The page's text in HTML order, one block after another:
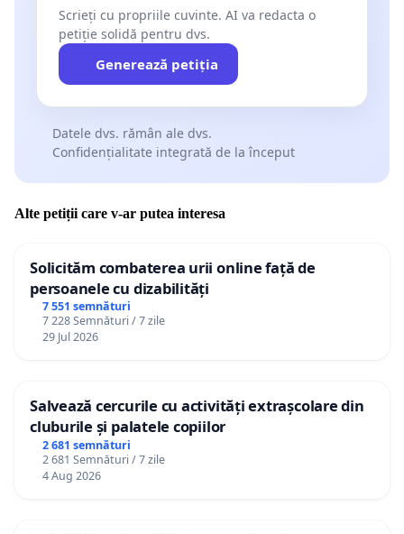
Scrieți cu propriile cuvinte. AI va redacta o
petiție solidă pentru dvs.
Generează petiția
Datele dvs. rămân ale dvs.
Confidențialitate integrată de la început
Alte petiții care v-ar putea interesa
Solicităm combaterea urii online față de
persoanele cu dizabilități
7 551 semnături
7 228 Semnături / 7 zile
29 Jul 2026
Salvează cercurile cu activități extrașcolare din
cluburile și palatele copiilor
2 681 semnături
2 681 Semnături / 7 zile
4 Aug 2026